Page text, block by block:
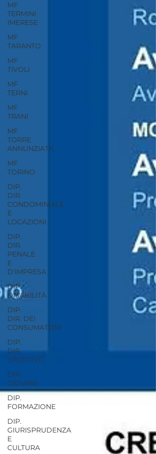
MF
TERMINI
IMERESE
MF
TARANTO
MF
TIVOLI
MF
TERNI
MF
TRANI
MF
TORRE
ANNUNZIATA
MF
TORINO
DIP.
DIR.
CONDOMINIALE
E
LOCAZIONI
DIP.
DIR.
PENALE
E
D'IMPRESA
DIP.
DISABILITÀ
DIP.
DIR. DEI
CONSUMATORI
DIP.
DIR.
SPORTIVO
DIP.
GIOVANI
DIP.
FORMAZIONE
DIP.
GIURISPRUDENZA
E
CULTURA